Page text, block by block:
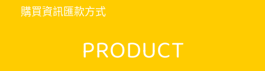
購買資訊匯款方式
PRODUCT